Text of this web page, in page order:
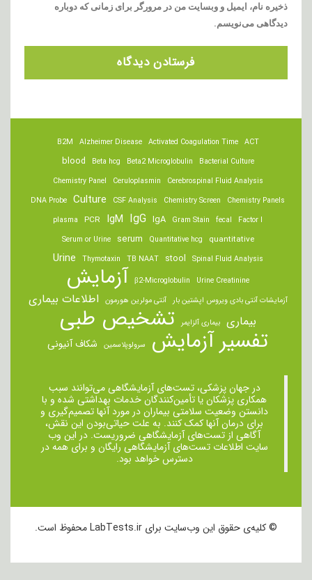
ذخیره نام، ایمیل و وبسایت من در مرورگر برای زمانی که دوباره
دیدگاهی می‌نویسم.
ACT
Activated Coagulation Time
Alzheimer Disease
B2M
Bacterial Culture
Beta2 Microglobulin
Beta hcg
blood
Cerebrospinal Fluid Analysis
Ceruloplasmin
Chemistry Panel
Chemistry Panels
Chemistry Screen
CSF Analysis
Culture
DNA Probe
Factor I
fecal
Gram Stain
IgA
IgG
IgM
PCR
plasma
quantitative
Quantitative hcg
serum
Serum or Urine
Spinal Fluid Analysis
stool
TB NAAT
Thymotaxin
Urine
Urine Creatinine
β2-Microglobulin آزمایش
آزمایشات آنتی بادی ویروس اپشتین بار آنتی مولرین هورمون اطلاعات بیماری
بیماری بیماری آلزایمر تشخیص طبی
تفسیر آزمایش سرولوپلاسمین شکاف آنیونی
در جهان پزشکی، تست‌های آزمایشگاهی می‌توانند سبب
همکاری پزشکان یا تأمین‌کنندگان خدمات بهداشتی شده و با
دانستن وضعیت سلامتی بیماران در مورد آنها تصمیم‌گیری و
برای درمان ‌آنها کمک کنند. به علت حیاتی‌بودن این نقش،
آگاهی از تست‌های آزمایشگاهی ضروریست. در این وب
سایت اطلاعات تست‌های آزمایشگاهی رایگان و برای همه در
دسترس خواهد بود.
© کلیه‌ی حقوق این وب‌سایت برای LabTests.ir محفوظ است.